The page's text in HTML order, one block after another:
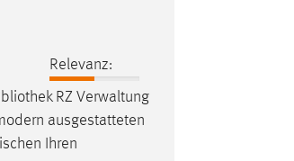
Relevanz:
RZ Verwaltung
ausgestatteten
Ihren